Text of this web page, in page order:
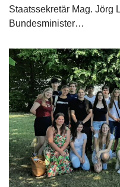
Staatssekretär Mag. Jörg
Bundesminister…